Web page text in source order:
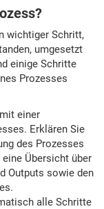
wichtiger Schritt,
umgesetzt
einige Schritte
Prozesses
einer
Erklären Sie
des Prozesses
Übersicht über
Outputs sowie den
alle Schritte